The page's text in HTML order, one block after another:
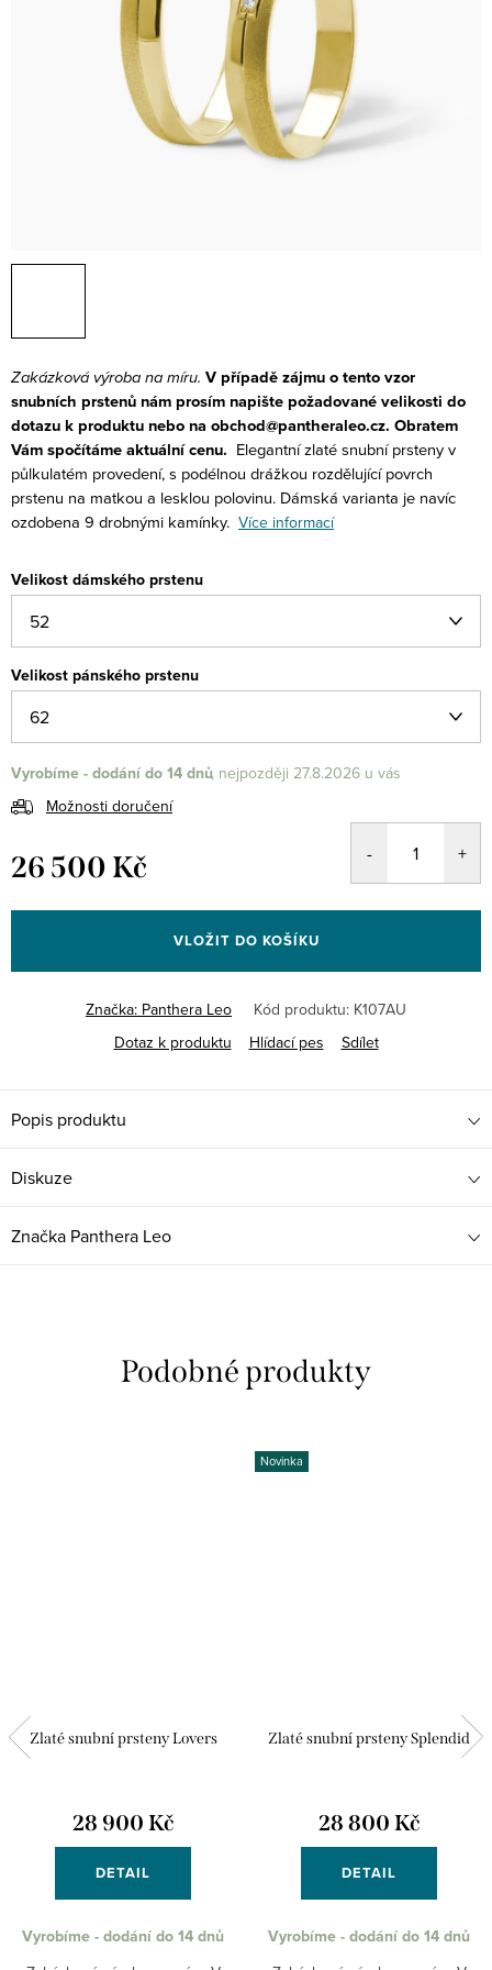
Zakázková výroba na míru. V případě zájmu o tento vzor
snubních prstenů nám prosím napište požadované velikosti do
dotazu k produktu nebo na obchod@pantheraleo.cz. Obratem
Vám spočítáme aktuální cenu. Elegantní zlaté snubní prsteny v
půlkulatém provedení, s podélnou drážkou rozdělující povrch
prstenu na matkou a lesklou polovinu. Dámská varianta je navíc
ozdobena 9 drobnými kamínky. Více informací
Velikost dámského prstenu
Velikost pánského prstenu
Vyrobíme - dodání do 14 dnů
27.8.2026
Možnosti doručení
26 500 Kč
cena:
VLOŽIT DO KOŠÍKU
Značka: Panthera Leo Kód produktu: K107AU
Dotaz k produktu
Hlídací pes Sdílet
Popis produktu
Diskuze
Značka Panthera Leo
Zlaté snubní prsteny Lovers
28 900 Kč
DETAIL
Vyrobíme - dodání do 14 dnů
Novinka
Zlaté snubní prsteny Splendid
28 800 Kč
DETAIL
Vyrobíme - dodání do 14 dnů